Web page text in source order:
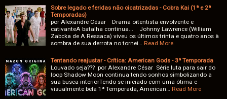
Sobre legado e feridas não cicatrizadas - Cobra Kai (1ª e 2ª
Temporadas)
por Alexandre César Drama oitentista envolvente e
cativanteA batalha continua... Johnny Lawrence (William
Zabcka de A Ressaca) viveu os últimos trinta e quatro anos à
sombra de sua derrota no tornei… Read More
Tentando reajustar - Crítica: American Gods - 3ª Temporada
Louvado seja??? por Alexandre César Série luta para sair do
loop Shadow Moon continua tendo sonhos simbolizando a
sua busca interiorTendo se iniciado com uma ótima e
visualmente bela 1ª Temporada, American… Read More